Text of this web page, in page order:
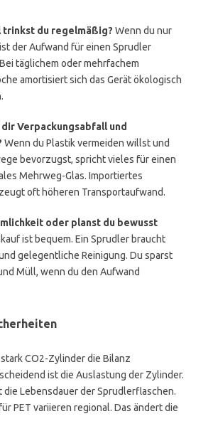
trinkst du regelmäßig? Wenn du nur
der Aufwand für einen Sprudler
täglichem oder mehrfachem
amortisiert sich das Gerät ökologisch
Verpackungsabfall und
Wenn du Plastik vermeiden willst und
bevorzugst, spricht vieles für einen
Mehrweg-Glas. Importiertes
oft höheren Transportaufwand.
oder planst du bewusst
ist bequem. Ein Sprudler braucht
gelegentliche Reinigung. Du sparst
Müll, wenn du den Aufwand
CO2-Zylinder die Bilanz
ist die Auslastung der Zylinder.
die Lebensdauer der Sprudlerflaschen.
PET variieren regional. Das ändert die